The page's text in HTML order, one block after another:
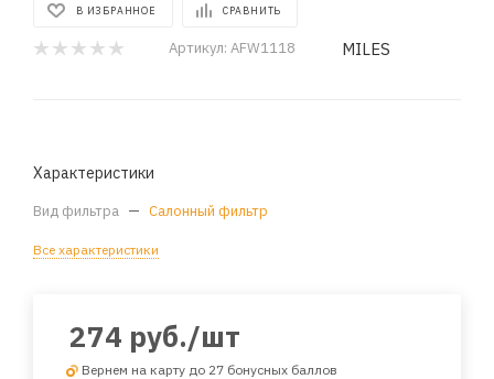
В ИЗБРАННОЕ СРАВНИТЬ
Артикул: AFW1118 MILES
Характеристики
Вид фильтра — Салонный фильтр
Все характеристики
274 руб./шт
Вернем на карту до 27 бонусных баллов